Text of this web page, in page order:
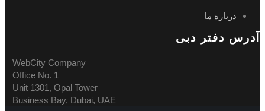
درباره ما
آدرس دفتر دبی
WebCity Company
Office No. 1
Unit 1301, Opal Tower
Business Bay, Dubai, UAE